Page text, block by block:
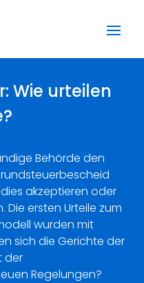
Wie urteilen
Behörde den
akzeptieren oder
Die ersten Urteile zum
wurden mit
sich die Gerichte der
der
Regelungen?